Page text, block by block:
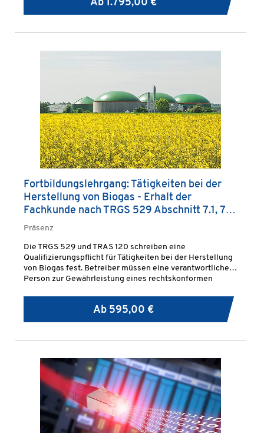
Ab 1.795,00 €
Fortbildungslehrgang: Tätigkeiten bei der
Herstellung von Biogas - Erhalt der
Fachkunde nach TRGS 529 Abschnitt 7.1, 7.4
Abs. 2
Präsenz
Die TRGS 529 und TRAS 120 schreiben eine
Qualifizierungspflicht für Tätigkeiten bei der Herstellung
von Biogas fest. Betreiber müssen eine verantwortliche
Person zur Gewährleistung eines rechtskonformen
Ab 595,00 €